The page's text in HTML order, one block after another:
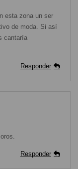
esta zona un ser
de moda. Si así
cantaría
Responder
Responder